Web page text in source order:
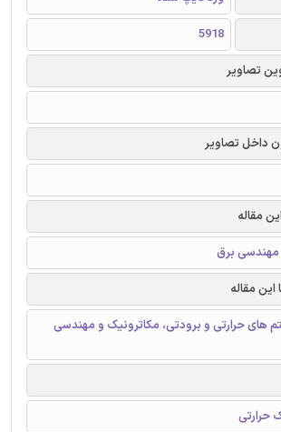
5918
تصاویر
داخل تصاویر
مقاله
برق
مقاله
های حرارتی و برودتی، مکاترونیک و مهندسی
حرارتی